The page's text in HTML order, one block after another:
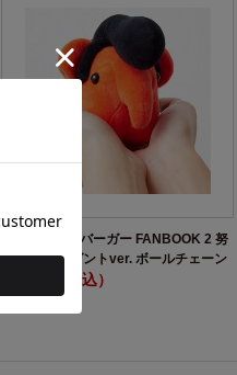
ドムドムハンバーガー FANBOOK 2 努
夢象 黒リーゼントver. ボールチェーン
3000円（税込）